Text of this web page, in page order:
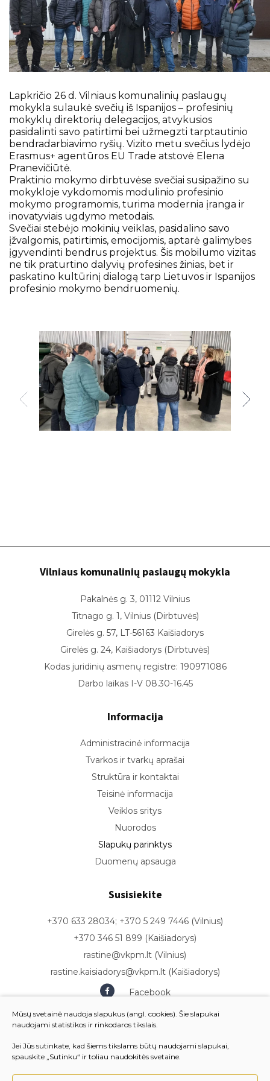
Ugdymas
Pasiekimai
Pažymėjimai
Atostogos
Lapkričio 26 d. Vilniaus komunalinių paslaugų
mokykla sulaukė svečių iš Ispanijos – profesinių
mokyklų direktorių delegacijos, atvykusios
pasidalinti savo patirtimi bei užmegzti tarptautinio
bendradarbiavimo ryšių. Vizito metu svečius lydėjo
Erasmus+ agentūros EU Trade atstovė Elena
Pranevičiūtė.
Praktinio mokymo dirbtuvėse svečiai susipažino su
mokykloje vykdomomis modulinio profesinio
mokymo programomis, turima modernia įranga ir
inovatyviais ugdymo metodais.
Svečiai stebėjo mokinių veiklas, pasidalino savo
įžvalgomis, patirtimis, emocijomis, aptarė galimybes
įgyvendinti bendrus projektus. Šis mobilumo vizitas
ne tik praturtino dalyvių profesines žinias, bet ir
paskatino kultūrinį dialogą tarp Lietuvos ir Ispanijos
profesinio mokymo bendruomenių.
Vilniaus komunalinių paslaugų mokykla
Pakalnės g. 3, 01112 Vilnius
Titnago g. 1, Vilnius (Dirbtuvės)
Girelės g. 57, LT-56163 Kaišiadorys
Girelės g. 24, Kaišiadorys (Dirbtuvės)
Kodas juridinių asmenų registre: 190971086
Darbo laikas I-V 08.30-16.45
Informacija
Administracinė informacija
Tvarkos ir tvarkų aprašai
Struktūra ir kontaktai
Teisinė informacija
Veiklos sritys
Nuorodos
Slapukų parinktys
Duomenų apsauga
Susisiekite
+370 633 28034; +370 5 249 7446 (Vilnius)
+370 346 51 899 (Kaišiadorys)
rastine@vkpm.lt (Vilnius)
rastine.kaisiadorys@vkpm.lt (Kaišiadorys)
Facebook
Youtube
Mūsų svetainė naudoja slapukus (angl. cookies). Šie slapukai
naudojami statistikos ir rinkodaros tikslais.
Jei Jūs sutinkate, kad šiems tikslams būtų naudojami slapukai,
spauskite „Sutinku“ ir toliau naudokitės svetaine.